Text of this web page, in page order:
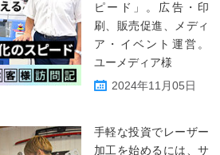
ピード」。広告・印
刷、販売促進、メディ
ア・イベント運営。
ユーメディア様
2024年11月05日
手軽な投資でレーザー
加工を始めるには、サ